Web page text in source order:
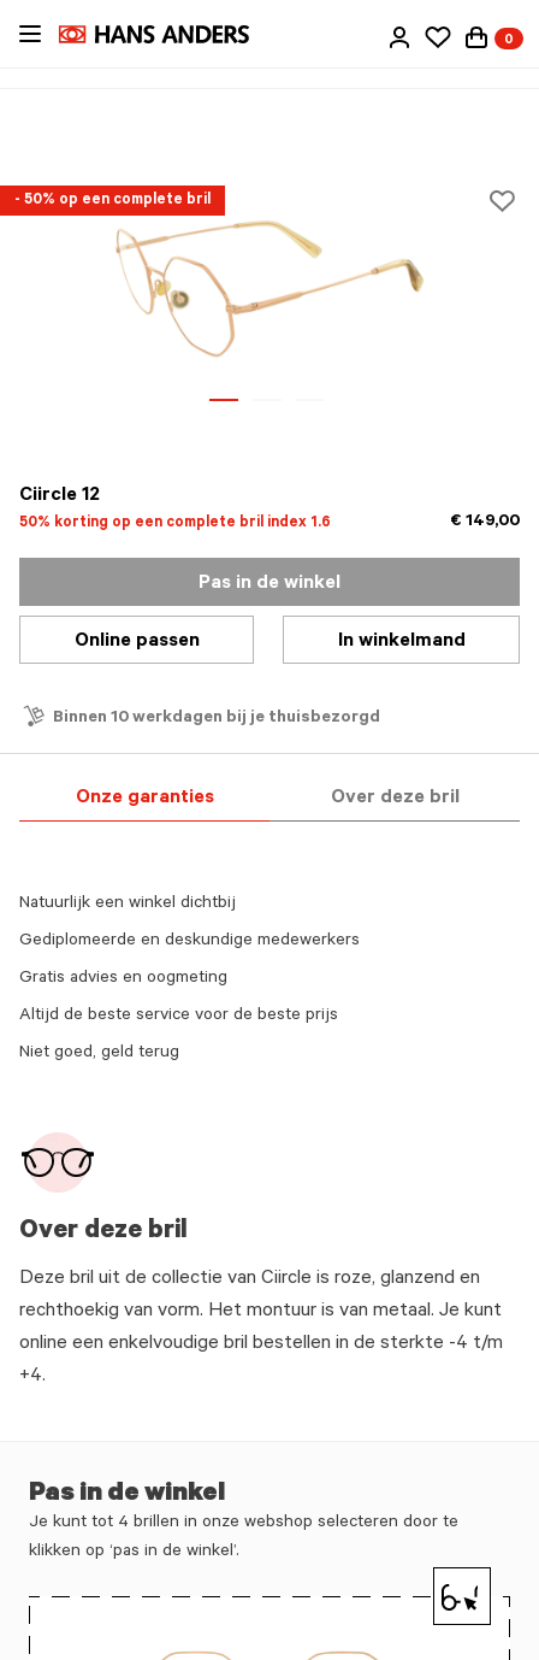
Ga
0
- 50% op een complete bril
Ciircle 12
50% korting op een complete bril index 1.6 € 149,00
Pas in de winkel
Online passen In winkelmand
Binnen 10 werkdagen bij je thuisbezorgd
Onze garanties Over deze bril
Over deze bril
Deze bril uit de collectie van Ciircle is roze, glanzend en
rechthoekig van vorm. Het montuur is van metaal. Je kunt
online een enkelvoudige bril bestellen in de sterkte -4 t/m
+4.
Natuurlijk een winkel dichtbij
Gediplomeerde en deskundige medewerkers
Gratis advies en oogmeting
Altijd de beste service voor de beste prijs
Niet goed, geld terug
Pas in de winkel
Je kunt tot 4 brillen in onze webshop selecteren door te
klikken op ‘pas in de winkel’.